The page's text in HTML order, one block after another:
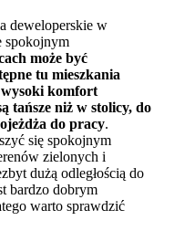
deweloperskie w
spokojnym
może być
tu mieszkania
komfort
tańsze niż w stolicy, do
do pracy.
się spokojnym
zielonych i
dużą odległością do
bardzo dobrym
warto sprawdzić